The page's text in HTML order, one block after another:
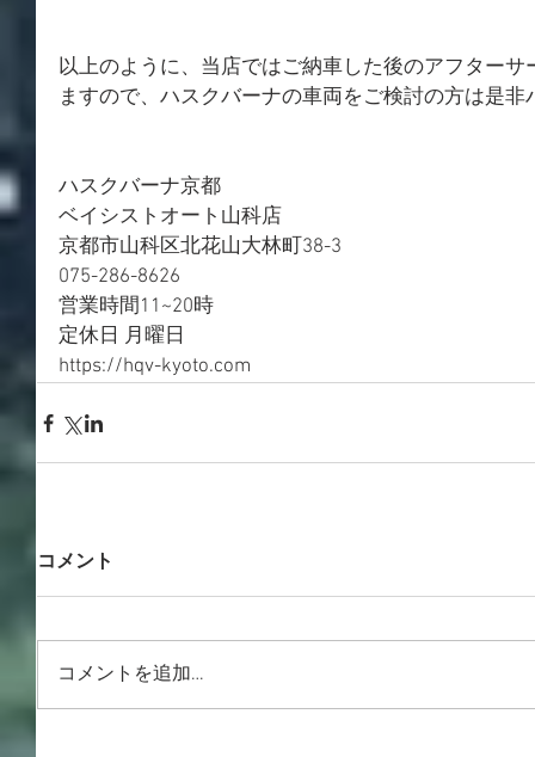
以上のように、当店ではご納車した後のアフター
ますので、ハスクバーナの車両をご検討の方は是
ハスクバーナ京都
ベイシストオート山科店
京都市山科区北花山大林町38-3
075-286-8626
営業時間11~20時
定休日 月曜日
https://hqv-kyoto.com
コメント
コメントを追加…